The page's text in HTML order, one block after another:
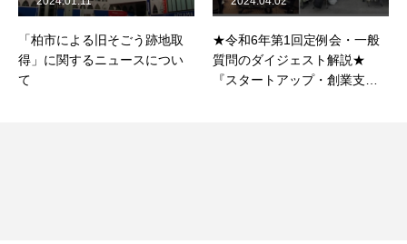
「柏市による旧そごう跡地取
得」に関するニュースについ
て
★令和6年第1回定例会・一般
質問のダイジェスト解説★
『スタートアップ・創業支